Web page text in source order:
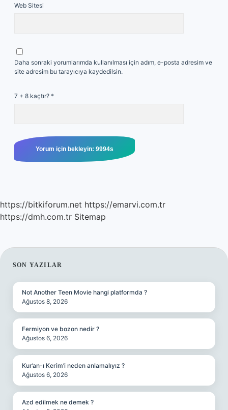
Web Sitesi
Daha sonraki yorumlarımda kullanılması için adım, e-posta adresim ve
site adresim bu tarayıcıya kaydedilsin.
7 + 8 kaçtır? *
https://bitkiforum.net https://emarvi.com.tr
https://dmh.com.tr Sitemap
SIDEBAR
SON YAZILAR
Not Another Teen Movie hangi platformda ?
Ağustos 8, 2026
Fermiyon ve bozon nedir ?
Ağustos 6, 2026
Kur’an-ı Kerim’i neden anlamalıyız ?
Ağustos 6, 2026
Azd edilmek ne demek ?